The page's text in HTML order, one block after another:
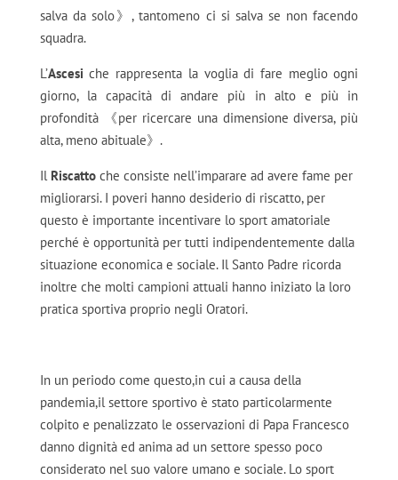
salva da solo》, tantomeno ci si salva se non facendo
squadra.
L’Ascesiche rappresenta la voglia di fare meglio ogni
giorno, la capacità di andare più in alto e più in
profondità 《per ricercare una dimensione diversa, più
alta, meno abituale》.
Il Riscattoche consiste nell’imparare ad avere fame per
migliorarsi. I poveri hanno desiderio di riscatto, per
questo è importante incentivare lo sport amatoriale
perché è opportunità per tutti indipendentemente dalla
situazione economica e sociale. Il Santo Padre ricorda
inoltre che molti campioni attuali hanno iniziato la loro
pratica sportiva proprio negli Oratori.
In un periodo come questo,in cui a causa della
pandemia,il settore sportivo è stato particolarmente
colpito e penalizzato le osservazioni di Papa Francesco
danno dignità ed anima ad un settore spesso poco
considerato nel suo valore umano e sociale. Lo sport